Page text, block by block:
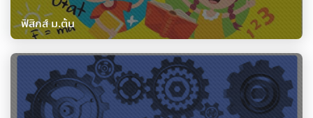
ฟิสิกส์ ม.ต้น